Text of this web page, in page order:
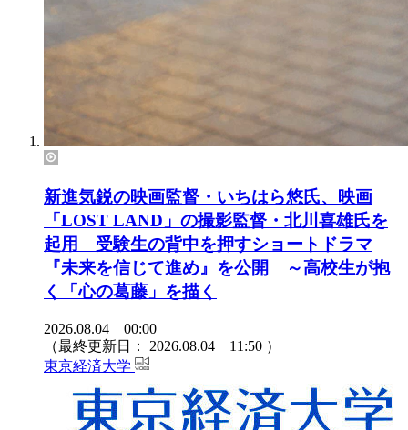
新進気鋭の映画監督・いちはら悠氏、映画
「LOST LAND」の撮影監督・北川喜雄氏を
起用 受験生の背中を押すショートドラマ
『未来を信じて進め』を公開 ～高校生が抱
く「心の葛藤」を描く
2026.08.04 00:00
（最終更新日： 2026.08.04 11:50 ）
東京経済大学